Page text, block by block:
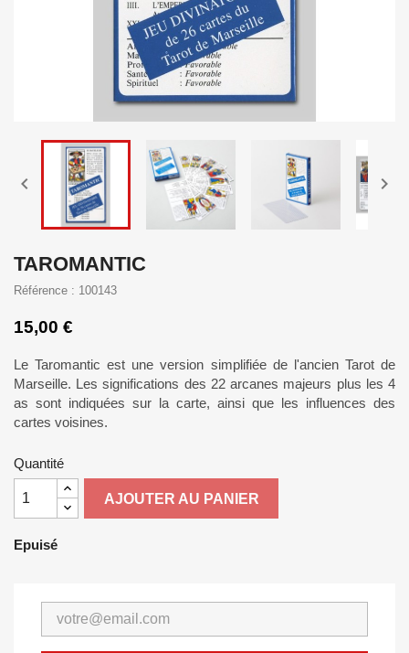
 
TAROMANTIC
Référence : 100143
15,00 €
Le Taromantic est une version simplifiée de l'ancien Tarot de
Marseille. Les significations des 22 arcanes majeurs plus les 4
as sont indiquées sur la carte, ainsi que les influences des
cartes voisines.
Quantité
AJOUTER AU PANIER
Epuisé